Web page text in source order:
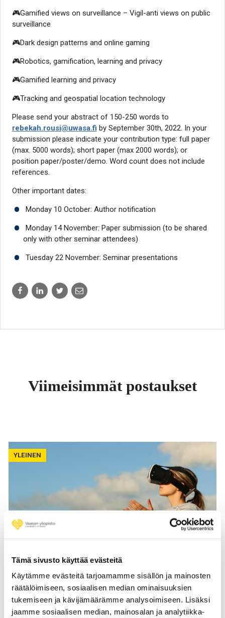
Tämä sivusto käyttää evästeitä
Käytämme evästeitä tarjoamamme sisällön ja mainosten
räätälöimiseen, sosiaalisen median ominaisuuksien
tukemiseen ja kävijämäärämme analysoimiseen. Lisäksi
jaamme sosiaalisen median, mainosalan ja analytiikka-
🎮Gamified views on surveillance – Vigil-anti views on public
surveillance
🎮Dark design patterns and online gaming
🎮Robotics, gamification, learning and privacy
🎮Gamified learning and privacy
🎮Tracking and geospatial location technology
Please send your abstract of 150-250 words to
rebekah.rousi@uwasa.fi by September 30th, 2022. In your
submission please indicate your contribution type: full paper
(max. 5000 words); short paper (max 2000 words); or
position paper/poster/demo. Word count does not include
references.
Other important dates:
Monday 10 October: Author notification
Monday 14 November: Paper submission (to be shared
only with other seminar attendees)
Tuesday 22 November: Seminar presentations
Share
to:
Share
to:
Share
to:
Share
to:
Viimeisimmät postaukset
YLEINEN
18.05.2022
FAQ – Virtual Reality for learning,
gaming or business?
Virtual reality (VR) has exploded in popularity in